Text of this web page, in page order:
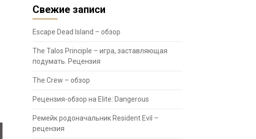
Свежие записи
Escape Dead Island – обзор
The Talos Principle – игра, заставляющая
подумать. Рецензия
The Crew – обзор
Рецензия-обзор на Elite: Dangerous
Ремейк родоначальник Resident Evil –
рецензия